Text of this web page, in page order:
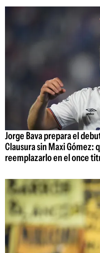
Jorge Bava prepara el
Clausura sin Maxi Gómez:
reemplazarlo en el once